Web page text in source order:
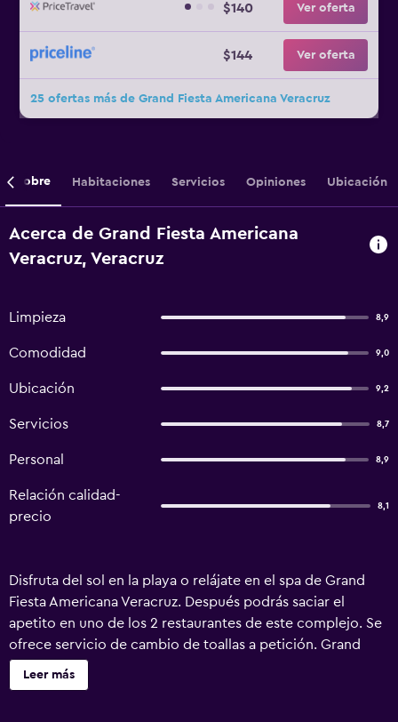
$140 Ver oferta
$144 Ver oferta
25 ofertas más de Grand Fiesta Americana Veracruz
Sobre Habitaciones Servicios Opiniones Ubicación
Acerca de Grand Fiesta Americana
Veracruz, Veracruz
Limpieza 8,9
Comodidad 9,0
Ubicación 9,2
Servicios 8,7
Personal 8,9
Relación calidad-
precio
8,1
Disfruta del sol en la playa o relájate en el spa de Grand
Fiesta Americana Veracruz. Después podrás saciar el
apetito en uno de los 2 restaurantes de este complejo. Se
ofrece servicio de cambio de toallas a petición. Grand
Fiesta Americana Veracruz ofrece 233 alojamientos con
aire acondicionado, con acceso por pasillos exteriores y
Leer más